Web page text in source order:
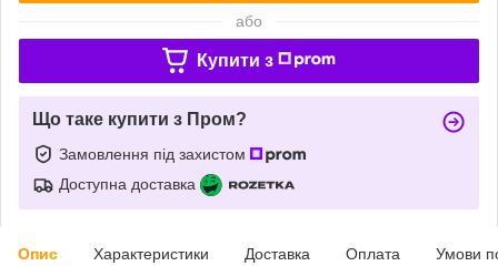
або
Купити з
Що таке купити з Пром?
Замовлення під захистом
Доступна доставка
Опис Характеристики Доставка Оплата Умови